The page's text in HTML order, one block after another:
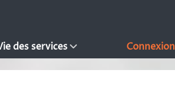
des services Connexion